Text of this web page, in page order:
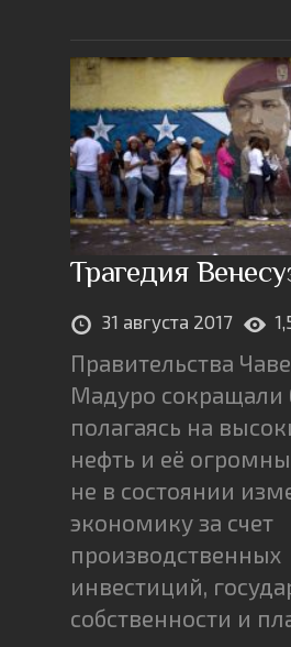
Трагедия
31 августа 2017
Правительства
Мадуро сокращали
полагаясь на
нефть и её
не в состоянии
экономику за счет
производственных
инвестиций,
собственности и